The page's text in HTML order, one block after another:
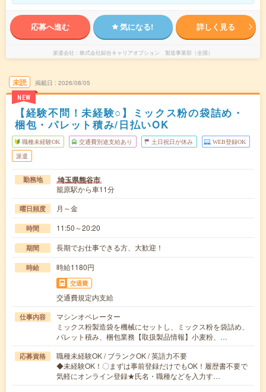
応募へ進む 気になる! 詳しく見る
派遣会社 株式会社綜合キャリアオプション 製造事業部（全国）
未読
NEW
掲載日 2026/08/05
【経験不問！未経験○】ミックス粉の袋詰め・
梱包・パレット積み/日払いOK
職種未経験OK 交通費別途支給あり 土日祝日が休み WEB登録OK
派遣
勤務地 埼玉県熊谷市
籠原駅から車11分
曜日頻度 月～金
時間 11:50～20:20
期間 長期でお仕事できる方、大歓迎！
時給 時給1180円
交通費
交通費規定内支給
仕事内容
マシンオペレーター
ミックス粉製造袋を機械にセットし、ミックス粉を袋詰め、
パレット積み、梱包業務【取扱製品情報】小麦粉、…
応募資格
職種未経験OK / ブランクOK / 英語力不要
◆未経験OK！〇まずは事前登録だけでもOK！履歴書不要で
気軽にオンライン登録★氏名・職種などを入力す…